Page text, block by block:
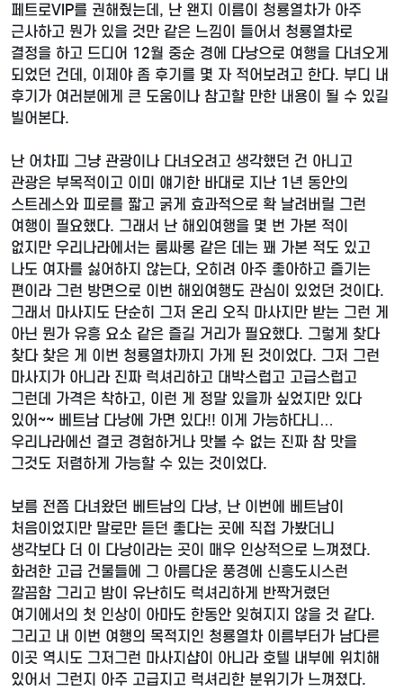
페트로VIP를 권해줬는데, 난 왠지 이름이 청룡열차가 아주
근사하고 뭔가 있을 것만 같은 느낌이 들어서 청룡열차로
결정을 하고 드디어 12월 중순 경에 다낭으로 여행을 다녀오게
되었던 건데, 이제야 좀 후기를 몇 자 적어보려고 한다. 부디 내
후기가 여러분에게 큰 도움이나 참고할 만한 내용이 될 수 있길
빌어본다.
난 어차피 그냥 관광이나 다녀오려고 생각했던 건 아니고
관광은 부목적이고 이미 얘기한 바대로 지난 1년 동안의
스트레스와 피로를 짧고 굵게 효과적으로 확 날려버릴 그런
여행이 필요했다. 그래서 난 해외여행을 몇 번 가본 적이
없지만 우리나라에서는 룸싸롱 같은 데는 꽤 가본 적도 있고
나도 여자를 싫어하지 않는다, 오히려 아주 좋아하고 즐기는
편이라 그런 방면으로 이번 해외여행도 관심이 있었던 것이다.
그래서 마사지도 단순히 그저 온리 오직 마사지만 받는 그런 게
아닌 뭔가 유흥 요소 같은 즐길 거리가 필요했다. 그렇게 찾다
찾다 찾은 게 이번 청룡열차까지 가게 된 것이었다. 그저 그런
마사지가 아니라 진짜 럭셔리하고 대박스럽고 고급스럽고
그런데 가격은 착하고, 이런 게 정말 있을까 싶었지만 있다
있어~~ 베트남 다낭에 가면 있다!! 이게 가능하다니…
우리나라에선 결코 경험하거나 맛볼 수 없는 진짜 참 맛을
그것도 저렴하게 가능할 수 있는 것이었다.
보름 전쯤 다녀왔던 베트남의 다낭, 난 이번에 베트남이
처음이었지만 말로만 듣던 좋다는 곳에 직접 가봤더니
생각보다 더 이 다낭이라는 곳이 매우 인상적으로 느껴졌다.
화려한 고급 건물들에 그 아름다운 풍경에 신흥도시스런
깔끔함 그리고 밤이 유난히도 럭셔리하게 반짝거렸던
여기에서의 첫 인상이 아마도 한동안 잊혀지지 않을 것 같다.
그리고 내 이번 여행의 목적지인 청룡열차 이름부터가 남다른
이곳 역시도 그저그런 마사지샵이 아니라 호텔 내부에 위치해
있어서 그런지 아주 고급지고 럭셔리한 분위기가 느껴졌다.